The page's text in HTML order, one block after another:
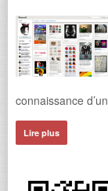
connaissance
Lire plus